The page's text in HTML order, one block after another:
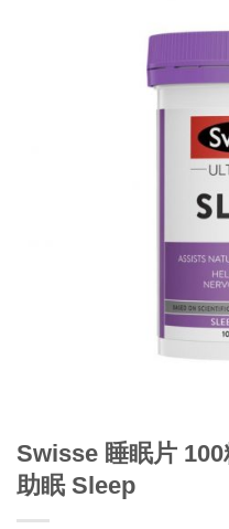
Swisse 睡眠片
助眠 Sleep